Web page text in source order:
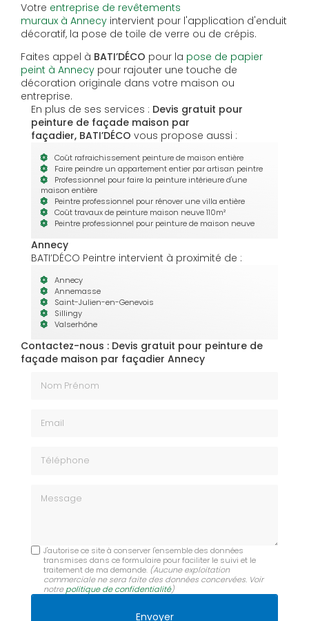
Votre entreprise de revêtements
muraux à Annecy intervient pour l'application d'enduit
décoratif, la pose de toile de verre ou de crépis.
Faites appel à BATI’DÉCO pour la pose de papier
peint à Annecy pour rajouter une touche de
décoration originale dans votre maison ou
entreprise.
En plus de ses services : Devis gratuit pour
peinture de façade maison par
façadier, BATI’DÉCO vous propose aussi :
Coût rafraichissement peinture de maison entière
Faire peindre un appartement entier par artisan peintre
Professionnel pour faire la peinture intérieure d'une
maison entière
Peintre professionnel pour rénover une villa entière
Coût travaux de peinture maison neuve 110m²
Peintre professionnel pour peinture de maison neuve
Annecy
BATI’DÉCO Peintre intervient à proximité de :
Annecy
Annemasse
Saint-Julien-en-Genevois
Sillingy
Valserhône
Contactez-nous : Devis gratuit pour peinture de
façade maison par façadier Annecy
J'autorise ce site à conserver l'ensemble des données
transmises dans ce formulaire pour faciliter le suivi et le
traitement de ma demande. (Aucune exploitation
commerciale ne sera faite des données concervées. Voir
notrepolitique de confidentialité)